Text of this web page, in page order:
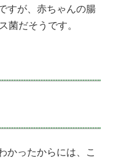
すが、赤ちゃんの腸
菌だそうです。
かったからには、こ